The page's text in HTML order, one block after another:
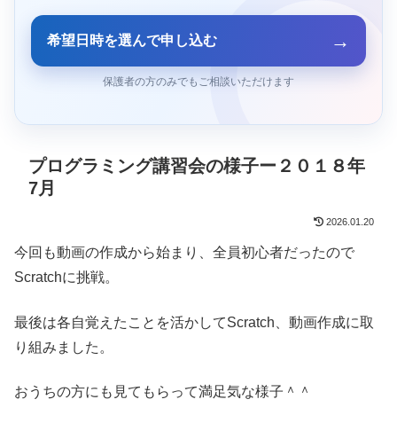
希望日時を選んで申し込む →
保護者の方のみでもご相談いただけます
プログラミング講習会の様子ー２０１８年
7月
2026.01.20
今回も動画の作成から始まり、全員初心者だったので
Scratchに挑戦。
最後は各自覚えたことを活かしてScratch、動画作成に取
り組みました。
おうちの方にも見てもらって満足気な様子＾＾